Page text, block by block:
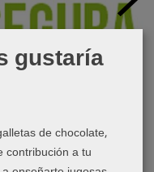
gustaría
de chocolate,
contribución a tu